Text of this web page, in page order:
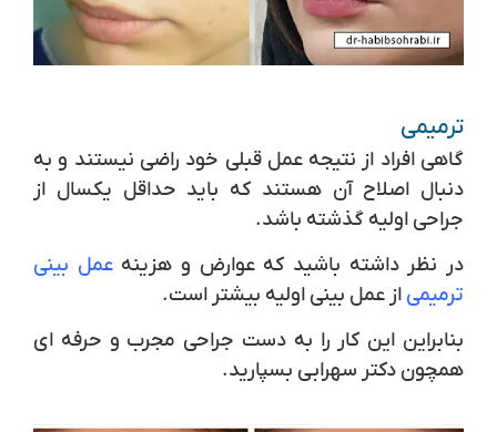
ترمیمی
گاهی افراد از نتیجه عمل قبلی خود راضی نیستند و به
دنبال اصلاح آن هستند که باید حداقل یکسال از
جراحی اولیه گذشته باشد.
در نظر داشته باشید که عوارض و هزینه عمل بینی
ترمیمیاز عمل بینی اولیه بیشتر است.
بنابراین این کار را به دست جراحی مجرب و حرفه ای
همچون دکتر سهرابی بسپارید.